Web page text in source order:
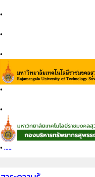
•
•
•
•
•
• .....